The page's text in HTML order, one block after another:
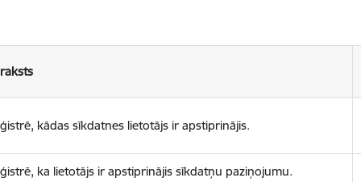
kādas sīkdatnes lietotājs ir apstiprinājis.
ka lietotājs ir apstiprinājis sīkdatņu paziņojumu.